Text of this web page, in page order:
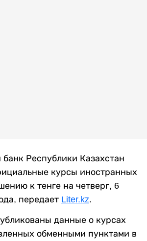
Республики Казахстан
курсы иностранных
к тенге на четверг, 6
передает Liter.kz.
данные о курсах
обменными пунктами в